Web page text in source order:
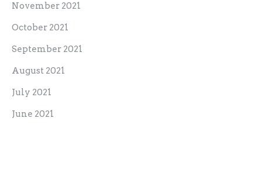
November 2021
October 2021
September 2021
August 2021
July 2021
June 2021